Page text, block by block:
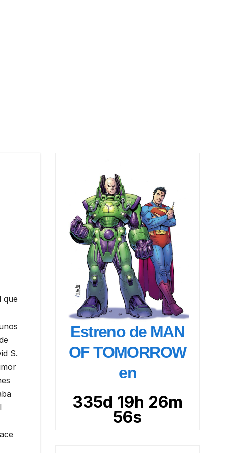
que
S.
Estreno de MAN
OF TOMORROW
en
335d 19h 26m
55s